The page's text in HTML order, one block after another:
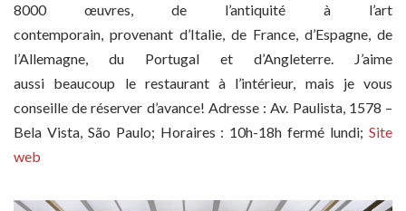
8000 œuvres, de l’antiquité à l’art
contemporain, provenant d’Italie, de France, d’Espagne, de
l’Allemagne, du Portugal et d’Angleterre. J’aime
aussi beaucoup le restaurant à l’intérieur, mais je vous
conseille de réserver d’avance! Adresse : Av. Paulista, 1578 –
Bela Vista, São Paulo; Horaires : 10h-18h fermé lundi; Site
web